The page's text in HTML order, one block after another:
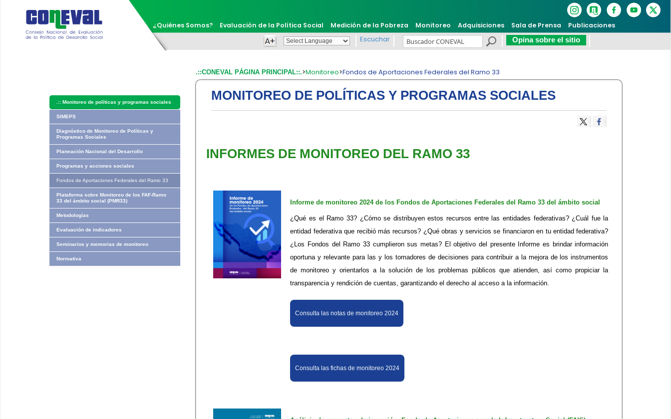
¿Quiénes Somos? Evaluación de la Política Social Medición de la Pobreza Monitoreo Adquisiciones Sala de Prensa Publicaciones
Escuchar Opina sobre el sitio
.::Monitoreo de políticas y programas sociales
SIMEPS
Diagnóstico de Monitoreo de Políticas y
Programas Sociales
Planeación Nacional del Desarrollo
Programas y acciones sociales
Fondos de Aportaciones Federales del Ramo 33
Plataforma sobre Monitoreo de los FAF-Ramo
33 del ámbito social (PMR33)
Metodologías
Evaluación de indicadores
Seminarios y memorias de monitoreo
Normativa
.::CONEVAL PÁGINA PRINCIPAL::.>Monitoreo>Fondos de Aportaciones Federales del Ramo 33
MONITOREO DE POLÍTICAS Y PROGRAMAS SOCIALES
​INFORMES DE MONITOREO DEL RAMO 33
Informe de monitoreo 2024 de los Fondos de Aportaciones Federales del Ramo 33 del ámbito social
¿Qué es el Ramo 33? ¿Cómo se distribuyen estos recursos entre las entidades federativas? ¿Cuál fue la
entidad federativa que recibió más recursos? ¿Qué obras y servicios se financiaron en tu entidad federativa?
¿Los Fondos del Ramo 33 cumplieron sus metas? El objetivo del presente Informe es brindar información
oportuna y relevante para las y los tomadores de decisiones para contribuir a la mejora de los instrumentos
de monitoreo y orientarlos a la solución de los problemas públicos que atienden, así como propiciar la
transparencia y rendición de cuentas, garantizando el derecho al acceso a la información.
Consulta las notas de monitoreo 2024
Consulta las fichas de monitoreo 2024